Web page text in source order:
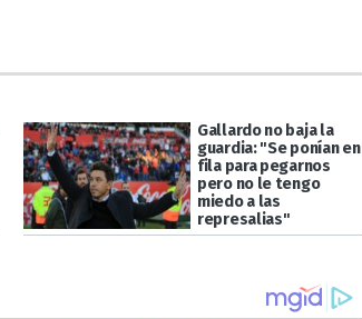
Gallardo no baja la
guardia: "Se ponían en
fila para pegarnos
pero no le tengo
miedo a las
represalias"